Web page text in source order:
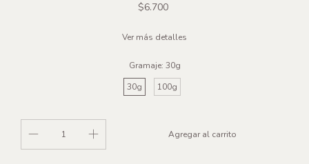
$6.700
Ver más detalles
Gramaje: 30g
30g
100g